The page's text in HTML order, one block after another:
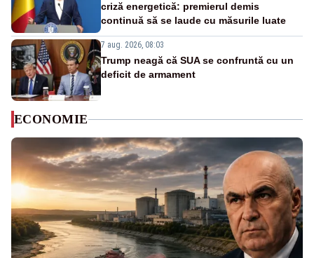
criză energetică: premierul demis
continuă să se laude cu măsurile luate
7 aug. 2026, 08:03
Trump neagă că SUA se confruntă cu un
deficit de armament
ECONOMIE